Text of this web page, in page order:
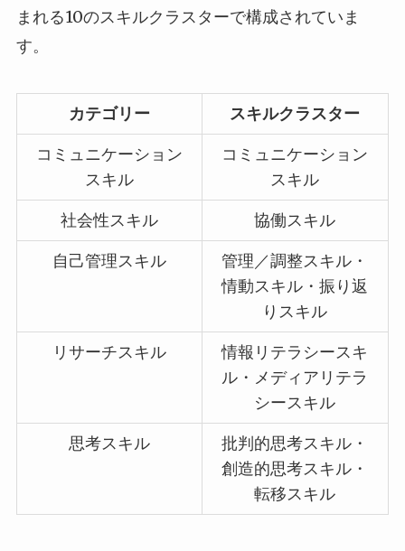
まれる10のスキルクラスターで構成されていま
す。
カテゴリー
スキルクラスター
コミュニケーション
スキル
コミュニケーション
スキル
社会性スキル
協働スキル
自己管理スキル
管理／調整スキル・
情動スキル・振り返
りスキル
リサーチスキル
情報リテラシースキ
ル・メディアリテラ
シースキル
思考スキル
批判的思考スキル・
創造的思考スキル・
転移スキル